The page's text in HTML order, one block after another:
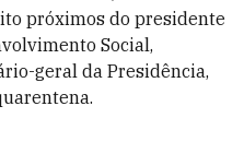
próximos do presidente
Social,
geral da Presidência,